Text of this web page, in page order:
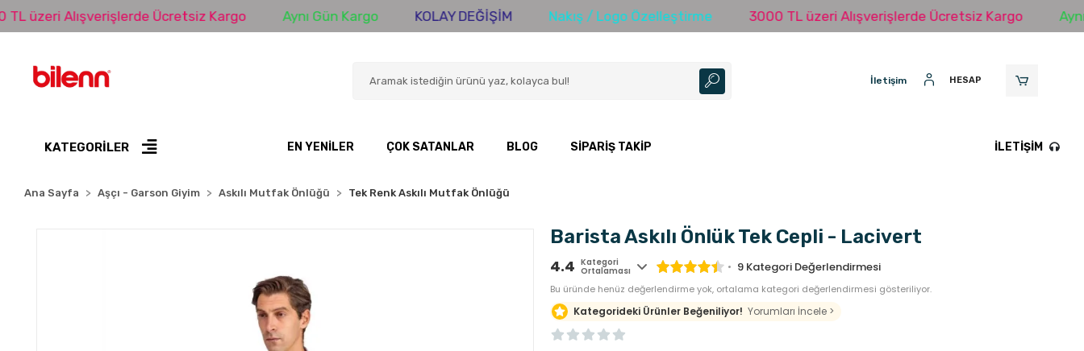
Alışverişlerde Ücretsiz Kargo Aynı Gün Kargo KOLAY DEĞİŞİM Nakış / Logo Özelleştirme 3000 TL üzeri Alışverişlerde Ücretsiz Kargo Aynı Gün
İletişim HESAP
KATEGORİLER EN YENILER ÇOK SATANLAR BLOG SIPARIŞ TAKIP İLETIŞIM
Ana Sayfa Aşçı - Garson Giyim Askılı Mutfak Önlüğü Tek Renk Askılı Mutfak Önlüğü
Barista Askılı Önlük Tek Cepli - Lacivert
4.4 Kategori
Ortalaması 9 Kategori Değerlendirmesi
Bu üründe henüz değerlendirme yok, ortalama kategori değerlendirmesi gösteriliyor.
Kategorideki Ürünler Beğeniliyor! Yorumları İncele >